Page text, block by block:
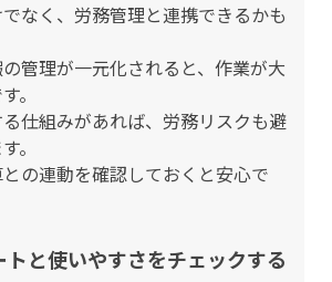
なく、労務管理と連携できるかも
管理が一元化されると、作業が大
。
仕組みがあれば、労務リスクも避
。
の連動を確認しておくと安心で
と使いやすさをチェックする